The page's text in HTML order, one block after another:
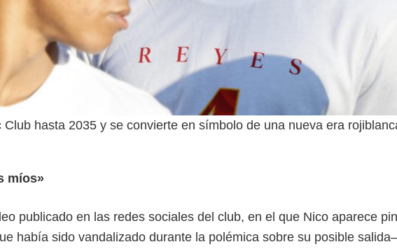
hasta 2035 y se convierte en símbolo de una nueva era
míos»
publicado en las redes sociales del club, en el que Nico aparece
había sido vandalizado durante la polémica sobre su posible